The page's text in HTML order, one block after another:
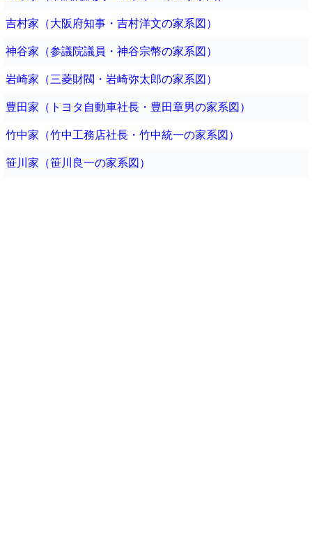
吉村家（大阪府知事・吉村洋文の家系図）
神谷家（参議院議員・神谷宗幣の家系図）
岩崎家（三菱財閥・岩崎弥太郎の家系図）
豊田家（トヨタ自動車社長・豊田章男の家系図）
竹中家（竹中工務店社長・竹中統一の家系図）
笹川家（笹川良一の家系図）